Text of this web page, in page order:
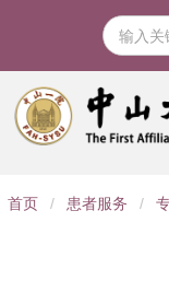
导
首页 / 患者服务 /